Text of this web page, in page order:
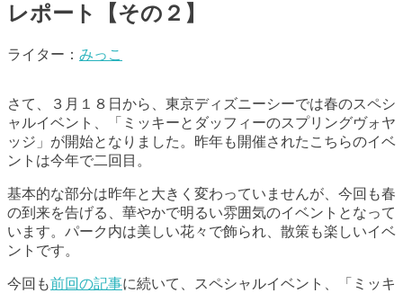
レポート【その２】
ライター： みっこ
さて、３月１８日から、東京ディズニーシーでは春のスペシ
ャルイベント、「ミッキーとダッフィーのスプリングヴォヤ
ッジ」が開始となりました。昨年も開催されたこちらのイベ
ントは今年で二回目。
基本的な部分は昨年と大きく変わっていませんが、今回も春
の到来を告げる、華やかで明るい雰囲気のイベントとなって
います。パーク内は美しい花々で飾られ、散策も楽しいイベ
ントです。
今回も前回の記事に続いて、スペシャルイベント、「ミッキ